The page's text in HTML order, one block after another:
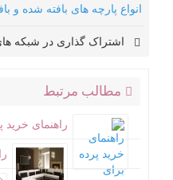
انواع پارچه های بافته شده و
اشتراک گذاری در شبکه
مطالب مرتبط
راهنمای خرید